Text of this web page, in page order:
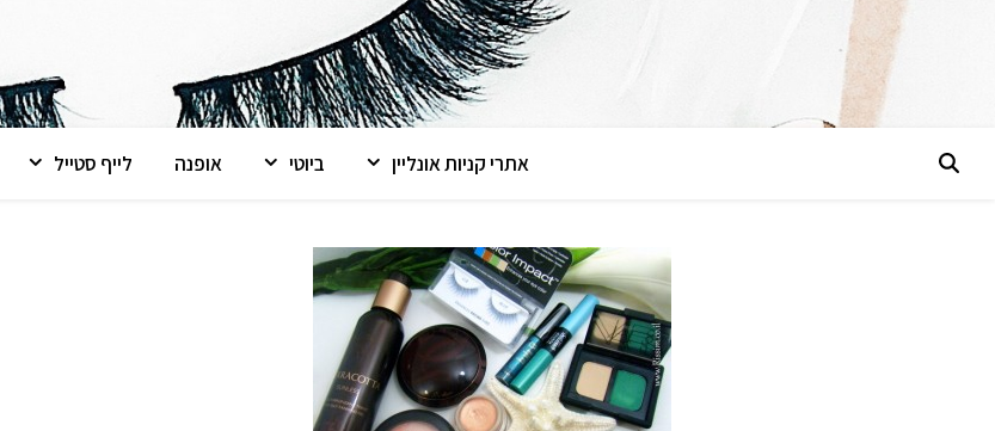
אתרי קניות אונליין ביוטי אופנה לייף סטייל